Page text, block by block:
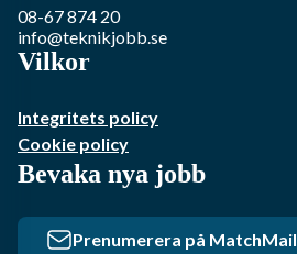
08-67 874 20
info@teknikjobb.se
Vilkor
Integritets policy
Cookie policy
Bevaka nya jobb
Prenumerera på MatchMail